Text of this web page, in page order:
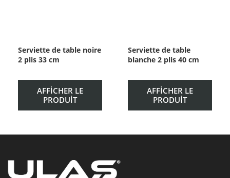
Serviette de table noire
2 plis 33 cm
AFFICHER LE
PRODUIT
Serviette de table
blanche 2 plis 40 cm
AFFICHER LE
PRODUIT